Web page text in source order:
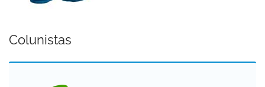
Colunistas